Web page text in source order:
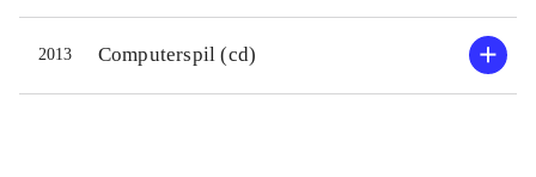
dele skyden og løse diverse opgaver i
kampen for overlevelse på den
2013 Computerspil (cd)